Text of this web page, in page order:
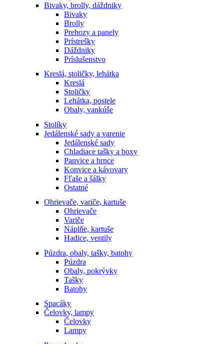
Bivaky, brolly, dáždniky
Bivaky
Brolly
Prehozy a panely
Prístrešky
Dáždniky
Príslušenstvo
Kreslá, stoličky, lehátka
Kreslá
Stoličky
Lehátka, postele
Obaly, vankúše
Stolíky
Jedálenské sady a varenie
Jedálenské sady
Chladiace tašky a boxy
Panvice a hrnce
Konvice a kávovary
Fľaše a šálky
Ostatné
Ohrievače, variče, kartuše
Ohrievače
Variče
Náplňe, kartuše
Hadice, ventily
Púzdra, obaly, tašky, batohy
Púzdra
Obaly, pokrývky
Tašky
Batohy
Spacáky
Čelovky, lampy
Čelovky
Lampy